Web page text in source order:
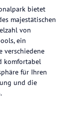
bietet
majestätischen
von
ein
verschiedene
komfortabel
für Ihren
und die